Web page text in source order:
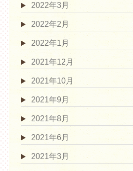
2022年3月
2022年2月
2022年1月
2021年12月
2021年10月
2021年9月
2021年8月
2021年6月
2021年3月